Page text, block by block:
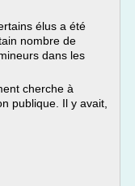
élus a été
nombre de
dans les
cherche à
publique. Il y avait,